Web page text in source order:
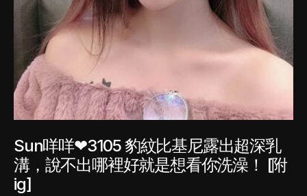
Sun咩咩❤3105 豹紋比基尼露出超深乳
溝，說不出哪裡好就是想看你洗澡！ [附
ig]